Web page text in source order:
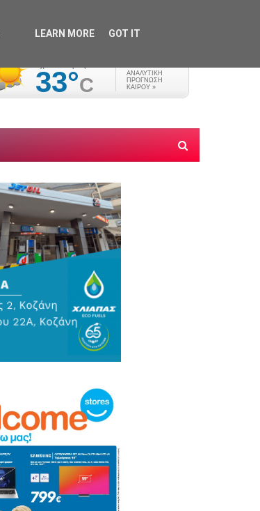
LEARN MORE GOT IT